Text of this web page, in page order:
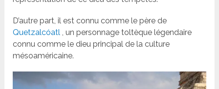
D’autre part, il est connu comme le père de
Quetzalcóatl , un personnage toltèque légendaire
connu comme le dieu principal de la culture
mésoaméricaine.